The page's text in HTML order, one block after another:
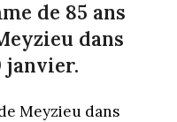
de 85 ans
dans
janvier.
Meyzieu dans